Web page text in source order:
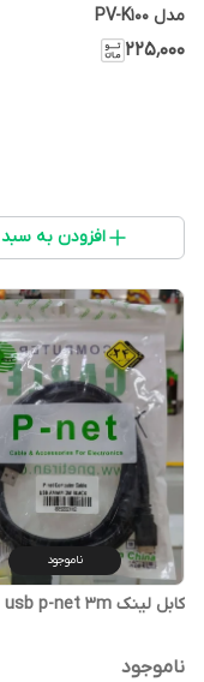
مدل PV-K100
۲۲۵٬۰۰۰
افزودن به سبد
ناموجود
کابل لینک usb p-net 3m
ناموجود